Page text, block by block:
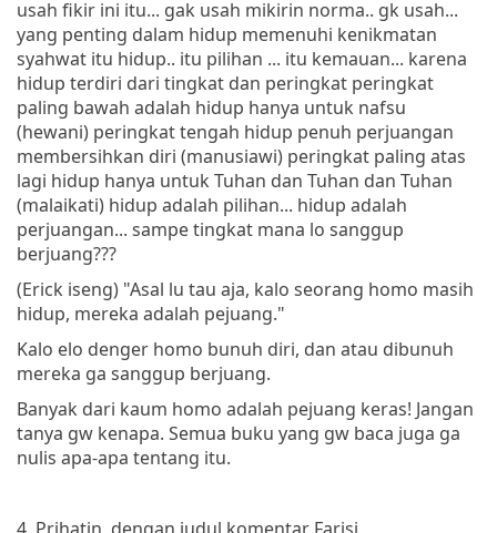
usah fikir ini itu... gak usah mikirin norma.. gk usah...
yang penting dalam hidup memenuhi kenikmatan
syahwat itu hidup.. itu pilihan ... itu kemauan... karena
hidup terdiri dari tingkat dan peringkat peringkat
paling bawah adalah hidup hanya untuk nafsu
(hewani) peringkat tengah hidup penuh perjuangan
membersihkan diri (manusiawi) peringkat paling atas
lagi hidup hanya untuk Tuhan dan Tuhan dan Tuhan
(malaikati) hidup adalah pilihan... hidup adalah
perjuangan... sampe tingkat mana lo sanggup
berjuang???
(Erick iseng) "Asal lu tau aja, kalo seorang homo masih
hidup, mereka adalah pejuang."
Kalo elo denger homo bunuh diri, dan atau dibunuh
mereka ga sanggup berjuang.
Banyak dari kaum homo adalah pejuang keras! Jangan
tanya gw kenapa. Semua buku yang gw baca juga ga
nulis apa-apa tentang itu.
4. Prihatin, dengan judul komentar Farisi